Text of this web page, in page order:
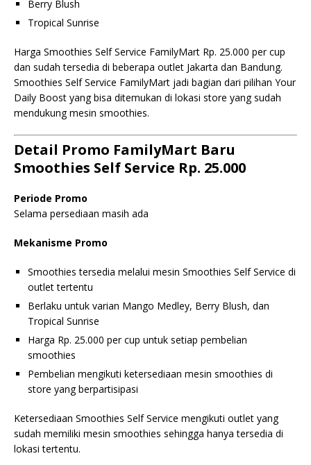
Berry Blush
Tropical Sunrise
Harga Smoothies Self Service FamilyMart Rp. 25.000 per cup
dan sudah tersedia di beberapa outlet Jakarta dan Bandung.
Smoothies Self Service FamilyMart jadi bagian dari pilihan Your
Daily Boost yang bisa ditemukan di lokasi store yang sudah
mendukung mesin smoothies.
Detail Promo FamilyMart Baru
Smoothies Self Service Rp. 25.000
Periode Promo
Selama persediaan masih ada
Mekanisme Promo
Smoothies tersedia melalui mesin Smoothies Self Service di
outlet tertentu
Berlaku untuk varian Mango Medley, Berry Blush, dan
Tropical Sunrise
Harga Rp. 25.000 per cup untuk setiap pembelian
smoothies
Pembelian mengikuti ketersediaan mesin smoothies di
store yang berpartisipasi
Ketersediaan Smoothies Self Service mengikuti outlet yang
sudah memiliki mesin smoothies sehingga hanya tersedia di
lokasi tertentu.